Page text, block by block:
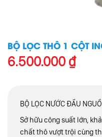
BỘ LỌC THÔ 1 CỘT
6.500.000 ₫
BỘ LỌC NƯỚC ĐẦU
Sở hữu công suất lớn,
chất thô vượt trội cùng